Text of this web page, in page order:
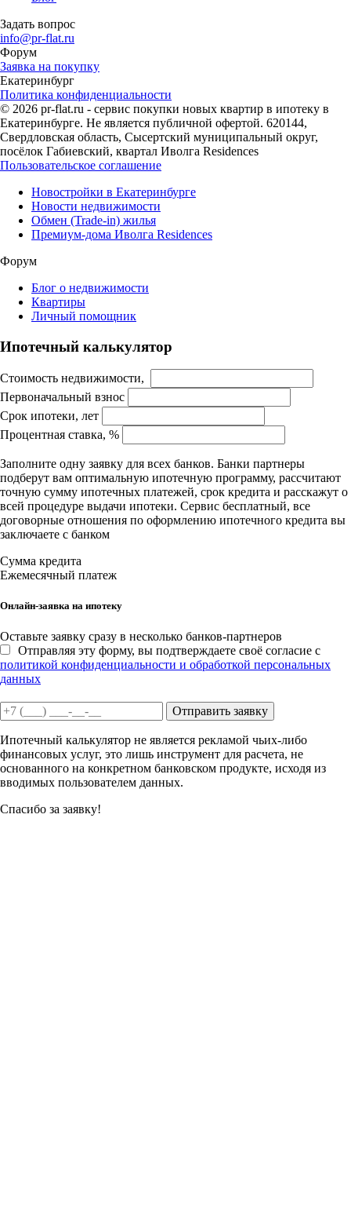
Задать вопрос
info@pr-flat.ru
Форум
Заявка на покупку
Екатеринбург
Политика конфиденциальности
© 2026 pr-flat.ru - сервис покупки новых квартир в ипотеку в
Екатеринбурге. Не является публичной офертой. 620144,
Свердловская область, Сысертский муниципальный округ,
посёлок Габиевский, квартал Иволга Residences
Пользовательское соглашение
Новостройки в Екатеринбурге
Новости недвижимости
Обмен (Trade-in) жилья
Премиум-дома Иволга Residences
Форум
Блог о недвижимости
Квартиры
Личный помощник
Ипотечный калькулятор
Стоимость недвижимости,
Первоначальный взнос
Срок ипотеки, лет
Процентная ставка, %
Заполните одну заявку для всех банков. Банки партнеры
подберут вам оптимальную ипотечную программу, рассчитают
точную сумму ипотечных платежей, срок кредита и расскажут о
всей процедуре выдачи ипотеки. Сервис бесплатный, все
договорные отношения по оформлению ипотечного кредита вы
заключаете с банком
Сумма кредита
Ежемесячный платеж
Онлайн-заявка на ипотеку
Оставьте заявку сразу в несколько банков-партнеров
Отправляя эту форму, вы подтверждаете своё согласие с
политикой конфиденциальности и обработкой персональных
данных
Отправить заявку
Ипотечный калькулятор не является рекламой чьих-либо
финансовых услуг, это лишь инструмент для расчета, не
основанного на конкретном банковском продукте, исходя из
вводимых пользователем данных.
Спасибо за заявку!